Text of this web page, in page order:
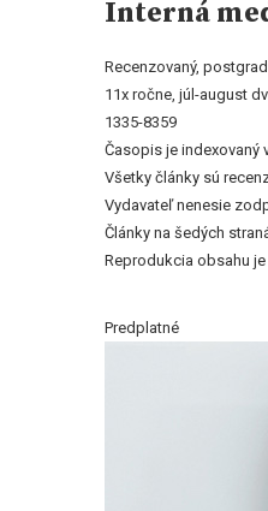
Interná
Recenzovaný,
11x ročne, júl-august
1335-8359
Časopis je indexovaný
Všetky články sú
Vydavateľ nenesie
Články na šedých
Reprodukcia obsahu
Predplatné